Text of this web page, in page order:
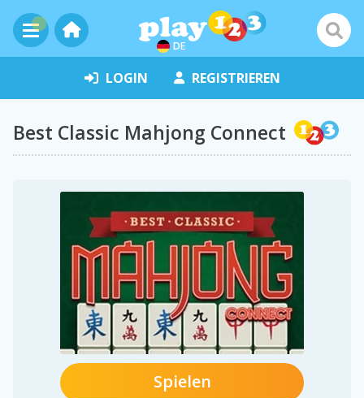
DE
LOGIN REGISTRIEREN
Best Classic Mahjong Connect
Spielen